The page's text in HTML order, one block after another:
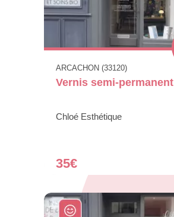
ARCACHON (33120)
Vernis semi-permanent
Chloé Esthétique
35€